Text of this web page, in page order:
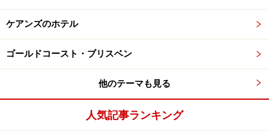
ケアンズのホテル
ゴールドコースト・ブリスベン
他のテーマも見る
人気記事ランキング